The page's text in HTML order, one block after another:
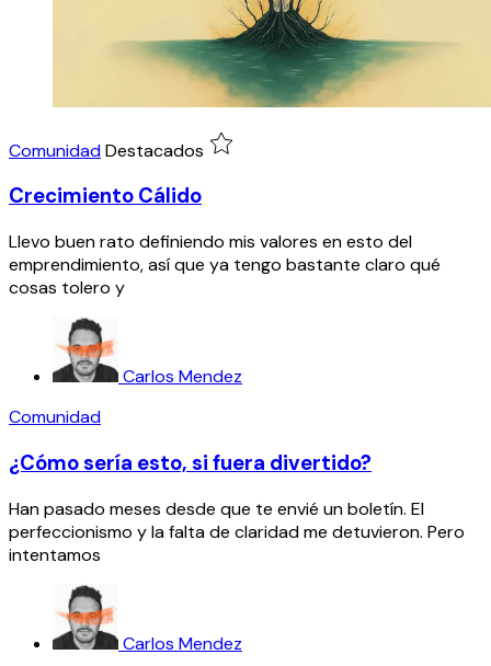
ComunidadDestacados
Crecimiento Cálido
Llevo buen rato definiendo mis valores en esto del
emprendimiento, así que ya tengo bastante claro qué
cosas tolero y
Carlos Mendez
Comunidad
¿Cómo sería esto, si fuera divertido?
Han pasado meses desde que te envié un boletín. El
perfeccionismo y la falta de claridad me detuvieron. Pero
intentamos
Carlos Mendez